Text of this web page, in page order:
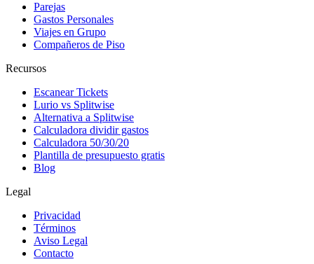
Parejas
Gastos Personales
Viajes en Grupo
Compañeros de Piso
Recursos
Escanear Tickets
Lurio vs Splitwise
Alternativa a Splitwise
Calculadora dividir gastos
Calculadora 50/30/20
Plantilla de presupuesto gratis
Blog
Legal
Privacidad
Términos
Aviso Legal
Contacto